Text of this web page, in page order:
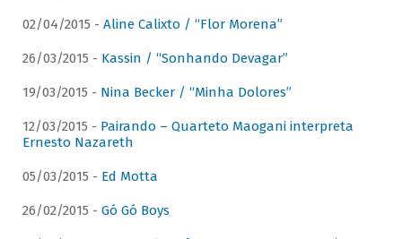
02/04/2015 - Aline Calixto / “Flor Morena”
26/03/2015 - Kassin / “Sonhando Devagar”
19/03/2015 - Nina Becker / “Minha Dolores”
12/03/2015 - Pairando – Quarteto Maogani interpreta
Ernesto Nazareth
05/03/2015 - Ed Motta
26/02/2015 - Gó Gó Boys